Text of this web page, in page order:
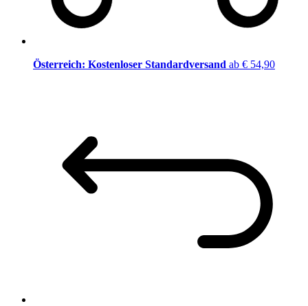
Österreich: Kostenloser Standardversand ab € 54,90